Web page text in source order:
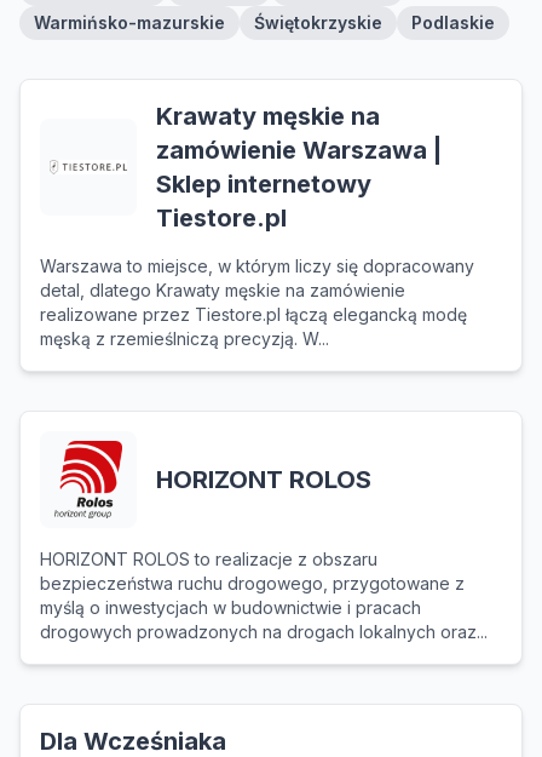
Warmińsko-mazurskie
Świętokrzyskie Podlaskie
Krawaty męskie na
zamówienie Warszawa |
Sklep internetowy
Tiestore.pl
Warszawa to miejsce, w którym liczy się dopracowany
detal, dlatego Krawaty męskie na zamówienie
realizowane przez Tiestore.pl łączą elegancką modę
męską z rzemieślniczą precyzją. W...
HORIZONT ROLOS
HORIZONT ROLOS to realizacje z obszaru
bezpieczeństwa ruchu drogowego, przygotowane z
myślą o inwestycjach w budownictwie i pracach
drogowych prowadzonych na drogach lokalnych oraz...
Dla Wcześniaka